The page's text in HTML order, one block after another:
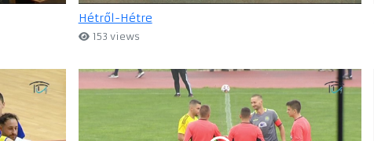
Hétről-Hétre
153 views